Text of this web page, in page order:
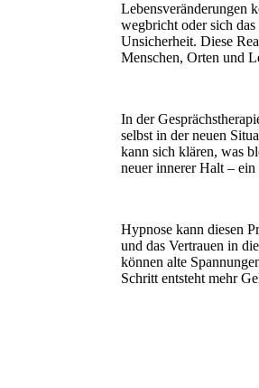
Lebensveränderungen
wegbricht oder sich
Unsicherheit. Diese
Menschen, Orten und
In der
selbst in der neuen
kann sich klären, was
neuer innerer Halt –
Hypnose kann diesen
und das Vertrauen in
können alte
Schritt entsteht mehr